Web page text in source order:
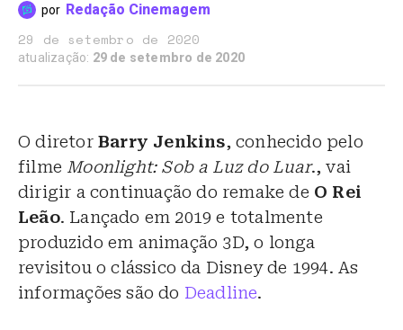
por Redação Cinemagem
29 de setembro de 2020
atualização: 29 de setembro de 2020
O diretor Barry Jenkins, conhecido pelo
filme Moonlight: Sob a Luz do Luar., vai
dirigir a continuação do remake de O Rei
Leão. Lançado em 2019 e totalmente
produzido em animação 3D, o longa
revisitou o clássico da Disney de 1994. As
informações são do Deadline.